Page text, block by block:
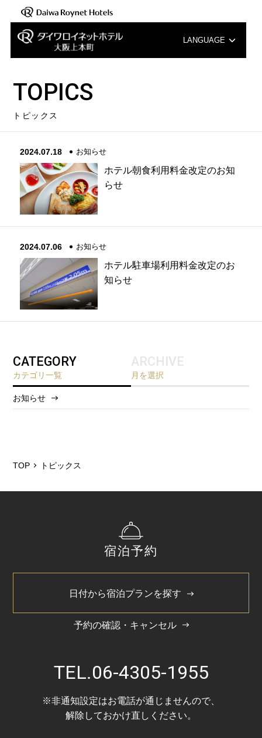
LANGUAGE
TOPICS
トピックス
2024.07.18 お知らせ
ホテル朝食利用料金改定のお知
らせ
2024.07.06 お知らせ
ホテル駐車場利用料金改定のお
知らせ
CATEGORY
カテゴリ一覧
お知らせ
ARCHIVE
月を選択
2025/12
2024/5
TOP トピックス
宿泊予約
日付から宿泊プランを探す
予約の確認・キャンセル
TEL.06-4305-1955
※非通知設定はお電話が通じませんので、
解除しておかけ直しください。